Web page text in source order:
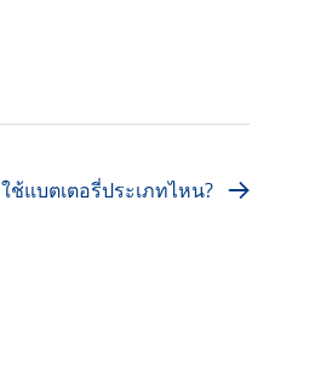
ใช้แบตเตอรี่ประเภทไหน?